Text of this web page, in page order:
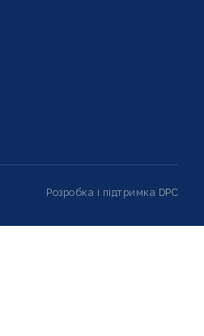
Розробка і підтримка DPC